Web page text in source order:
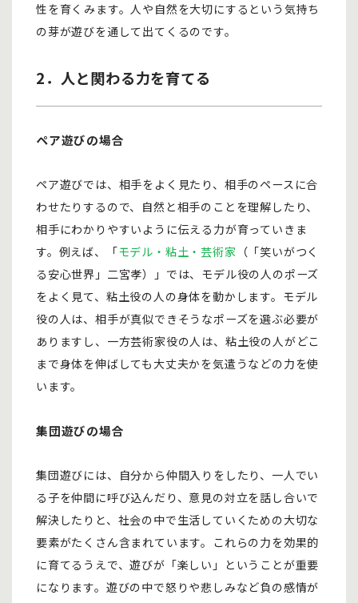
性を育くみます。人や自然を大切にするという気持ち
の芽が遊びを通して出てくるのです。
2．人と関わる力を育てる
ペア遊びの場合
ペア遊びでは、相手をよく見たり、相手のペースに合
わせたりするので、自然と相手のことを理解したり、
相手にわかりやすいように伝える力が育っていきま
す。例えば、「モデル・粘土・芸術家 （「笑いがつく
る安心世界」二宮孝）」では、モデル役の人のポーズ
をよく見て、粘土役の人の身体を動かします。モデル
役の人は、相手が真似できそうなポーズを選ぶ必要が
ありますし、一方芸術家役の人は、粘土役の人がどこ
まで身体を伸ばしても大丈夫かを気遣うなどの力を使
います。
集団遊びの場合
集団遊びには、自分から仲間入りをしたり、一人でい
る子を仲間に呼び込んだり、意見の対立を話し合いで
解決したりと、社会の中で生活していくための大切な
要素がたくさん含まれています。これらの力を効果的
に育てるうえで、遊びが「楽しい」ということが重要
になります。遊びの中で怒りや悲しみなど負の感情が